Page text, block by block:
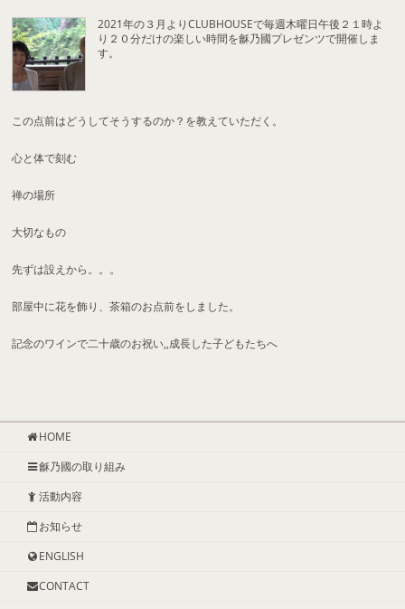
2021年の３月よりCLUBHOUSEで毎週木曜日午後２１時よ
り２０分だけの楽しい時間を龢乃國プレゼンツで開催しま
す。
この点前はどうしてそうするのか？を教えていただく。
心と体で刻む
禅の場所
大切なもの
先ずは設えから。。。
部屋中に花を飾り、茶箱のお点前をしました。
記念のワインで二十歳のお祝い,,成長した子どもたちへ
HOME
龢乃國の取り組み
活動内容
お知らせ
ENGLISH
CONTACT